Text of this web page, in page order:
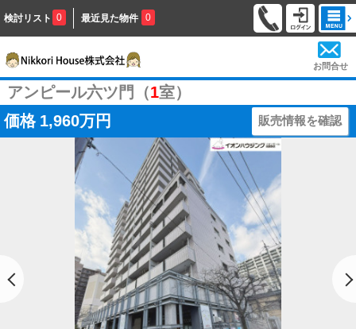
検討リスト 0 最近見た物件 0
お問合せ
アンピール六ツ門（1室）
価格 1,960万円 販売情報を確認